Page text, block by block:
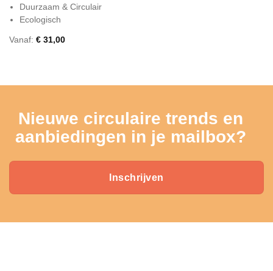
Duurzaam & Circulair
Ecologisch
Vanaf: €31,00
Nieuwe circulaire trends en
aanbiedingen in je mailbox?
Inschrijven